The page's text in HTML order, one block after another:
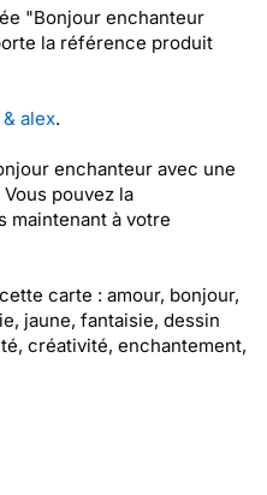
"Bonjour enchanteur
la référence produit
alex.
enchanteur avec une
pouvez la
maintenant à votre
carte : amour, bonjour,
jaune, fantaisie, dessin
créativité, enchantement,